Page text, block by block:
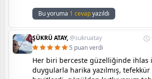
Bu yoruma 1 cevapyazıldı
ŞÜKRÜ ATAY,@sukruatay
5 puan verdi
Her biri berceste güzelliğinde ihlas
duygularla harika yazılmış,